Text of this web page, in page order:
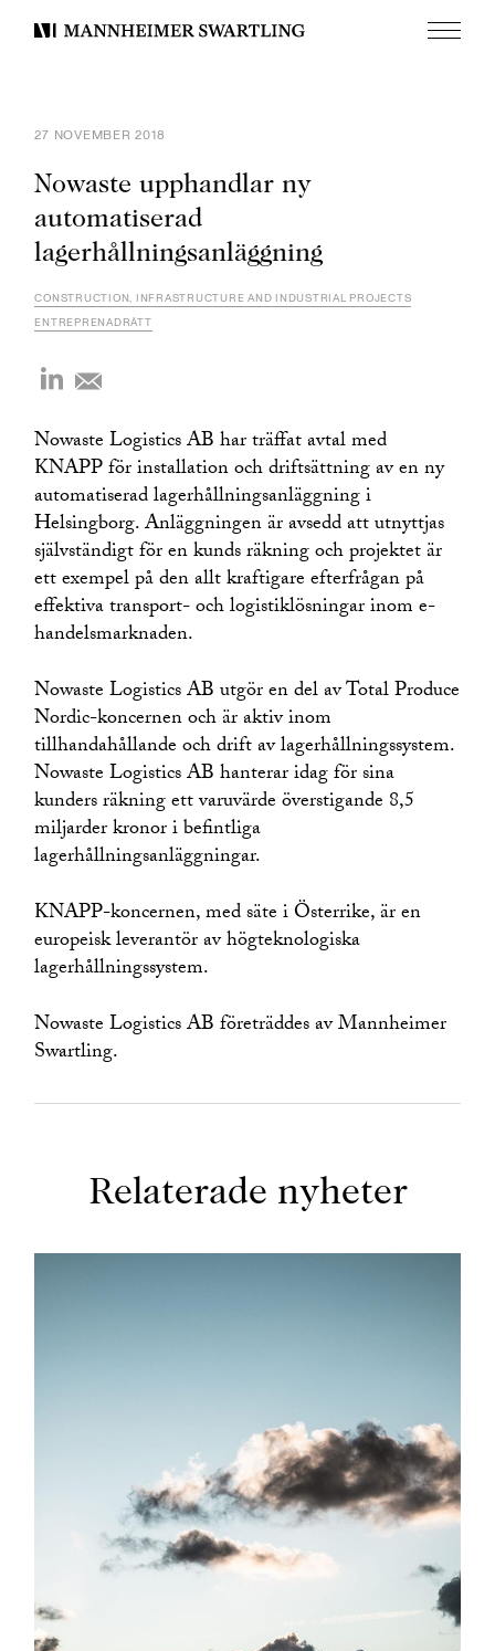
Mannheimer
Meny
27 NOVEMBER 2018
Nowaste upphandlar ny
automatiserad
lagerhållningsanläggning
CONSTRUCTION, INFRASTRUCTURE AND INDUSTRIAL PROJECTS
ENTREPRENADRÄTT
Nowaste Logistics AB har träffat avtal med
KNAPP för installation och driftsättning av en ny
automatiserad lagerhållningsanläggning i
Helsingborg. Anläggningen är avsedd att utnyttjas
självständigt för en kunds räkning och projektet är
ett exempel på den allt kraftigare efterfrågan på
effektiva transport- och logistiklösningar inom e-
handelsmarknaden.
Nowaste Logistics AB utgör en del av Total Produce
Nordic-koncernen och är aktiv inom
tillhandahållande och drift av lagerhållningssystem.
Nowaste Logistics AB hanterar idag för sina
kunders räkning ett varuvärde överstigande 8,5
miljarder kronor i befintliga
lagerhållningsanläggningar.
KNAPP-koncernen, med säte i Österrike, är en
europeisk leverantör av högteknologiska
lagerhållningssystem.
Nowaste Logistics AB företräddes av Mannheimer
Swartling.
Relaterade nyheter